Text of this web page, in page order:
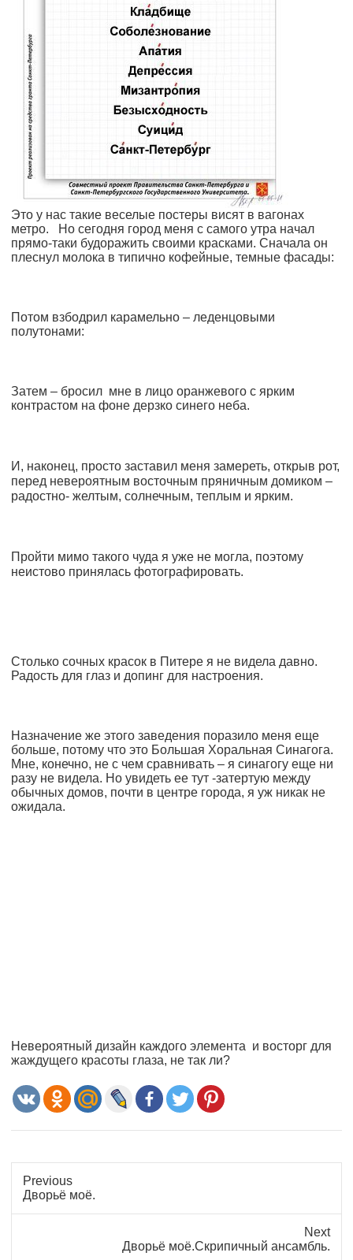
Это у нас такие веселые постеры висят в вагонах
метро. Но сегодня город меня с самого утра начал
прямо-таки будоражить своими красками. Сначала он
плеснул молока в типично кофейные, темные фасады:
Потом взбодрил карамельно – леденцовыми
полутонами:
Затем – бросил мне в лицо оранжевого с ярким
контрастом на фоне дерзко синего неба.
И, наконец, просто заставил меня замереть, открыв рот,
перед невероятным восточным пряничным домиком –
радостно- желтым, солнечным, теплым и ярким.
Пройти мимо такого чуда я уже не могла, поэтому
неистово принялась фотографировать.
Столько сочных красок в Питере я не видела давно.
Радость для глаз и допинг для настроения.
Назначение же этого заведения поразило меня еще
больше, потому что это Большая Хоральная Синагога.
Мне, конечно, не с чем сравнивать – я синагогу еще ни
разу не видела. Но увидеть ее тут -затертую между
обычных домов, почти в центре города, я уж никак не
ожидала.
Невероятный дизайн каждого элемента и восторг для
жаждущего красоты глаза, не так ли?
Previous
Previous
Дворьё моё.
Next
Дворьё моё.Скрипичный ансамбль.